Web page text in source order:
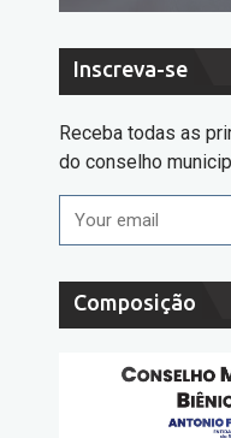
Inscreva-se
Receba todas as
do conselho
Composição